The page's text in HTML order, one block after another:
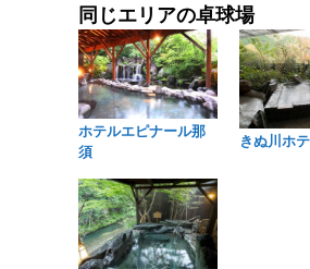
同じエリアの卓球場
ホテルエピナール那
須
きぬ川ホ